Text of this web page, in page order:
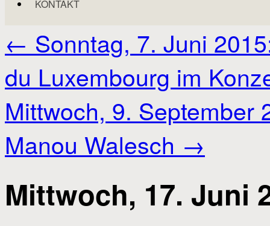
KONTAKT
← Sonntag, 7. Juni
du Luxembourg im
Mittwoch, 9. September
Manou Walesch →
Mittwoch, 17. Juni